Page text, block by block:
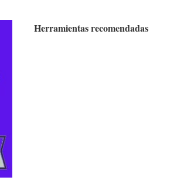
Herramientas recomendadas